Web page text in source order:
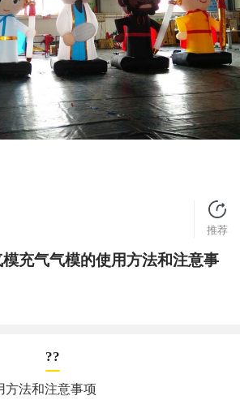
推荐
充气气模的使用方法和注意事
??
方法和注意事项